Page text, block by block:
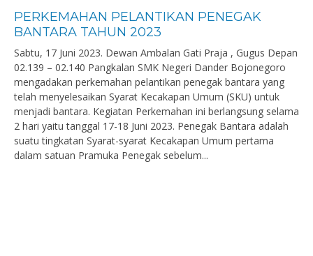
PERKEMAHAN PELANTIKAN PENEGAK
BANTARA TAHUN 2023
Sabtu, 17 Juni 2023. Dewan Ambalan Gati Praja , Gugus Depan
02.139 – 02.140 Pangkalan SMK Negeri Dander Bojonegoro
mengadakan perkemahan pelantikan penegak bantara yang
telah menyelesaikan Syarat Kecakapan Umum (SKU) untuk
menjadi bantara. Kegiatan Perkemahan ini berlangsung selama
2 hari yaitu tanggal 17-18 Juni 2023. Penegak Bantara adalah
suatu tingkatan Syarat-syarat Kecakapan Umum pertama
dalam satuan Pramuka Penegak sebelum...